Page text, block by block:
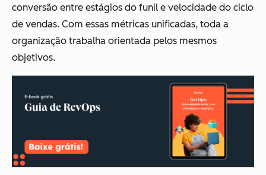
conversão entre estágios do funil e velocidade do ciclo
de vendas. Com essas métricas unificadas, toda a
organização trabalha orientada pelos mesmos
objetivos.